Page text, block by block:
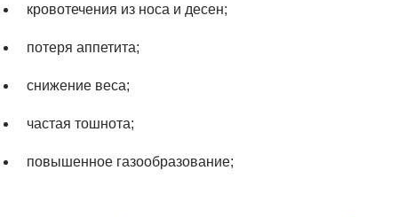
кровотечения из носа и десен;
потеря аппетита;
снижение веса;
частая тошнота;
повышенное газообразование;